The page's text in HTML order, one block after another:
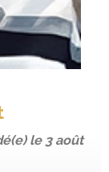
le 3 août